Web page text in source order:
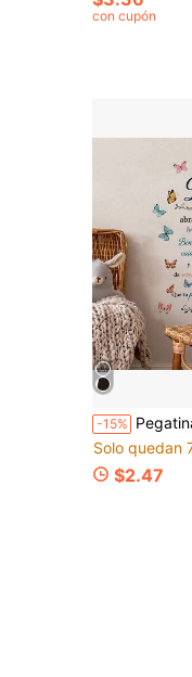
con cupón
-15% Pegatinas de pared con versículos bíblicos
Solo quedan
$2.47